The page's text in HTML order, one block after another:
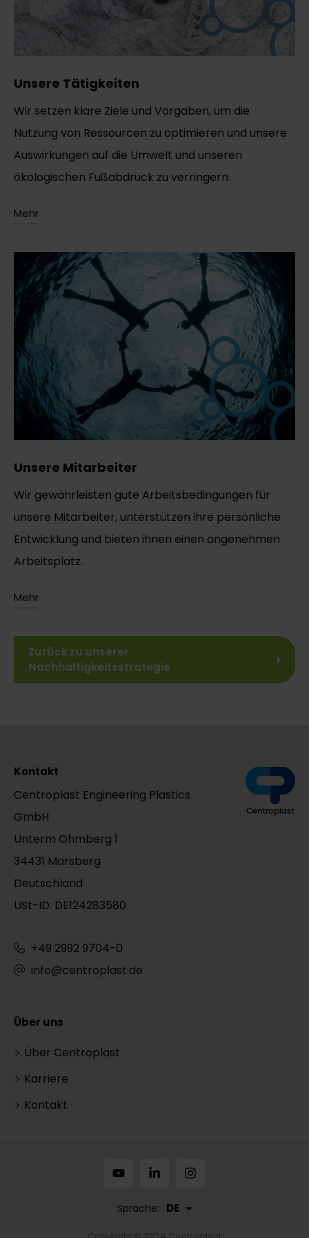
Unsere Tätigkeiten
Wir setzen klare Ziele und Vorgaben, um die
Nutzung von Ressourcen zu optimieren und unsere
Auswirkungen auf die Umwelt und unseren
ökologischen Fußabdruck zu verringern.
Mehr
Unsere Mitarbeiter
Wir gewährleisten gute Arbeitsbedingungen für
unsere Mitarbeiter, unterstützen ihre persönliche
Entwicklung und bieten ihnen einen angenehmen
Arbeitsplatz.
Mehr
Zurück zu unserer
Nachhaltigkeitsstrategie
Kontakt
Centroplast Engineering Plastics
GmbH
Unterm Ohmberg 1
34431 Marsberg
Deutschland
USt-ID: DE124283580
+49 2992 9704-0
info@centroplast.de
Über uns
Über Centroplast
Karriere
Kontakt
Sprache: DE